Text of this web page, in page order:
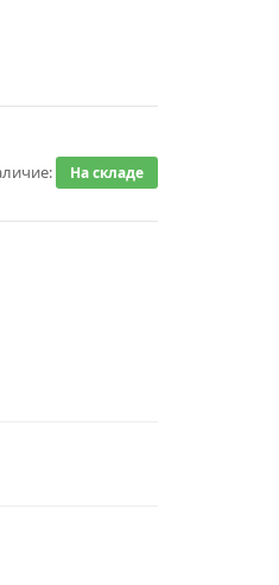
На складе